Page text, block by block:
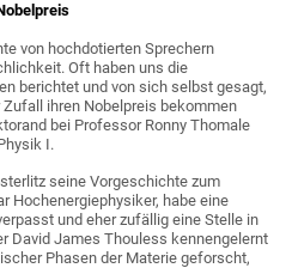
von hochdotierten Sprechern
Oft haben uns die
berichtet und von sich selbst gesagt,
ihren Nobelpreis bekommen
bei Professor Ronny Thomale
I.
seine Vorgeschichte zum
Hochenergiephysiker, habe eine
und eher zufällig eine Stelle in
David James Thouless kennengelernt
Phasen der Materie geforscht,